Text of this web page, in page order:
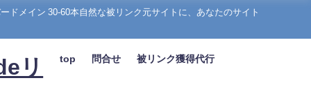
ドメイン 30-60本自然な被リンク元サイトに、あなたのサイト
リ
top 問合せ 被リンク獲得代行